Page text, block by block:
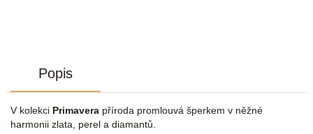
Popis
V kolekci Primavera příroda promlouvá šperkem v něžné
harmonii zlata, perel a diamantů.